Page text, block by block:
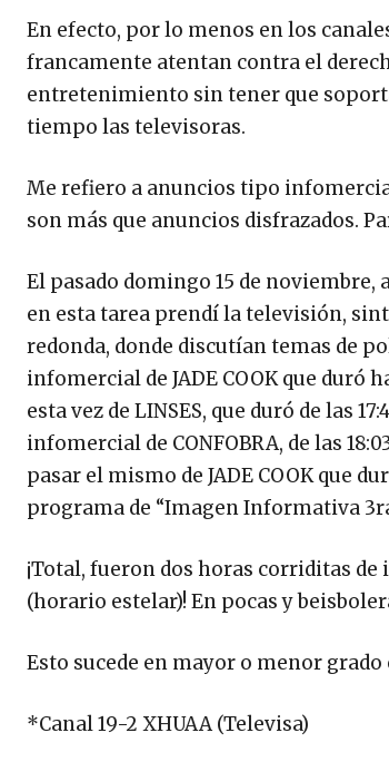
En efecto, por lo menos en los
francamente atentan contra el
entretenimiento sin tener que
tiempo las televisoras.
Me refiero a anuncios tipo
son más que anuncios disfrazados.
El pasado domingo 15 de noviembre,
en esta tarea prendí la televisión,
redonda, donde discutían temas de
infomercial de JADE COOK que
esta vez de LINSES, que duró de las
infomercial de CONFOBRA, de las
pasar el mismo de JADE COOK que
programa de “Imagen Informativa
¡Total, fueron dos horas corriditas
(horario estelar)! En pocas y
Esto sucede en mayor o menor
*Canal 19-2 XHUAA (Televisa)